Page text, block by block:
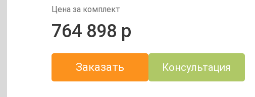
Цена за комплект
764 898 р
Заказать Консультация